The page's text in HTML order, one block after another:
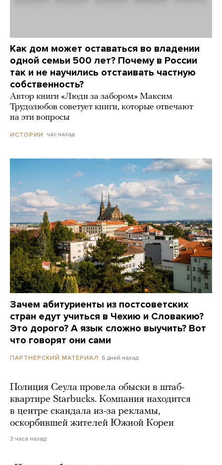
Как дом может оставаться во владении
одной семьи 500 лет? Почему в России
так и не научились отстаивать частную
собственность?
Автор книги «Люди за забором» Максим
Трудолюбов советует книги, которые отвечают
на эти вопросы
ИСТОРИИ час назад
Зачем абитуриенты из постсоветских
стран едут учиться в Чехию и Словакию?
Это дорого? А язык сложно выучить? Вот
что говорят они сами
ПАРТНЕРСКИЙ МАТЕРИАЛ 6 дней назад
Полиция Сеула провела обыски в штаб-
квартире Starbucks. Компания находится
в центре скандала из-за рекламы,
оскорбившей жителей Южной Кореи
3 часа назад